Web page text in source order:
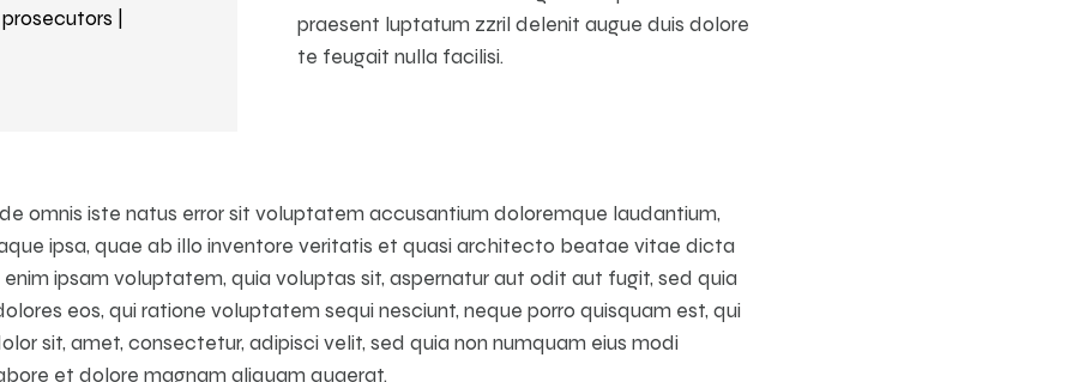
|
praesent luptatum zzril delenit augue duis dolore
te feugait nulla facilisi.
omnis iste natus error sit voluptatem accusantium doloremque laudantium,
ipsa, quae ab illo inventore veritatis et quasi architecto beatae vitae dicta
ipsam voluptatem, quia voluptas sit, aspernatur aut odit aut fugit, sed quia
eos, qui ratione voluptatem sequi nesciunt, neque porro quisquam est, qui
sit, amet, consectetur, adipisci velit, sed quia non numquam eius modi
et dolore magnam aliquam quaerat.